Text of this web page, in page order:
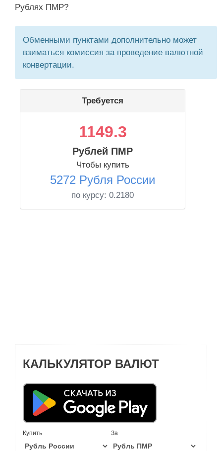
Рублях ПМР?
Обменными пунктами дополнительно может
взиматься комиссия за проведение валютной
конвертации.
Требуется
1149.3
Рублей ПМР
Чтобы купить
5272 Рубля России
по курсу: 0.2180
КАЛЬКУЛЯТОР ВАЛЮТ
Купить За